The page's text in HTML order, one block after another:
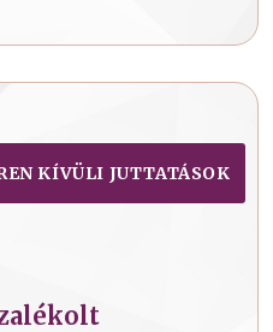
KÍVÜLI JUTTATÁSOK